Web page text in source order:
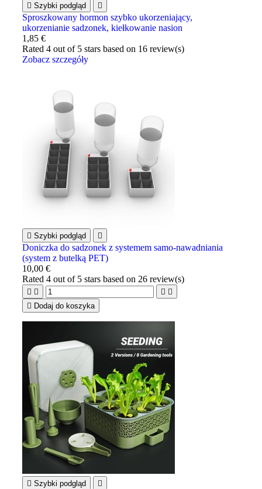
 Szybki podgląd 
Sproszkowany hormon szybko ukorzeniający,
ukorzenianie sadzonek, kiełkowanie nasion
1,85 €
Rated4 out of 5 stars based on 16 review(s)
Zobacz szczegóły
 Szybki podgląd 
Doniczka do sadzonek z systemem samo-nawadniania
(system z butelką PET)
10,00 €
Rated4 out of 5 stars based on 26 review(s)
   
 Dodaj do koszyka
 Szybki podgląd 